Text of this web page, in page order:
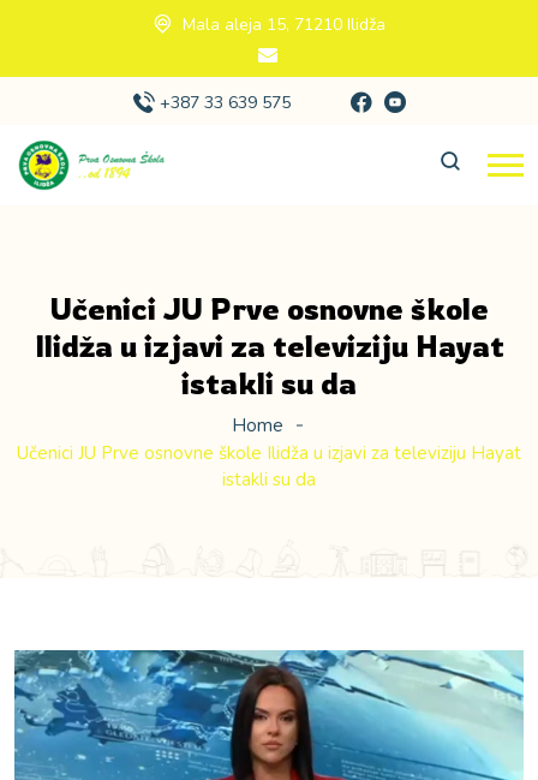
Mala aleja 15, 71210 Ilidža
+387 33 639 575
Učenici JU Prve osnovne škole
Ilidža u izjavi za televiziju Hayat
istakli su da
Home
Učenici JU Prve osnovne škole Ilidža u izjavi za televiziju Hayat
istakli su da